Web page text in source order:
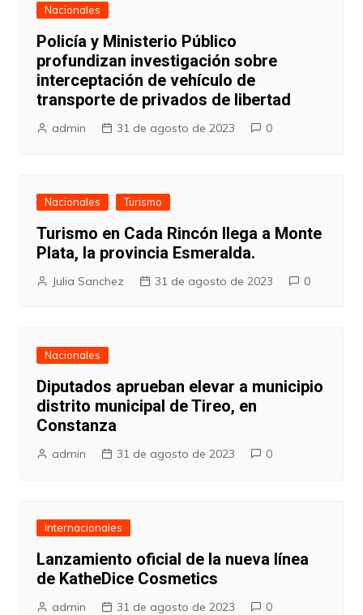
Nacionales
Policía y Ministerio Público
profundizan investigación sobre
interceptación de vehículo de
transporte de privados de libertad
admin 31 de agosto de 2023 0
Nacionales Turismo
Turismo en Cada Rincón llega a Monte
Plata, la provincia Esmeralda.
Julia Sanchez 31 de agosto de 2023 0
Nacionales
Diputados aprueban elevar a municipio
distrito municipal de Tireo, en
Constanza
admin 31 de agosto de 2023 0
Internacionales
Lanzamiento oficial de la nueva línea
de KatheDice Cosmetics
admin 31 de agosto de 2023 0